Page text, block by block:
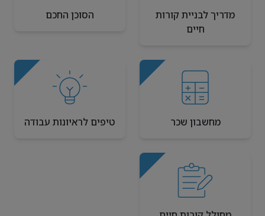
מדריך לבניית קורות
חיים
הסוכן החכם
מחשבון שכר טיפים לראיונות עבודה